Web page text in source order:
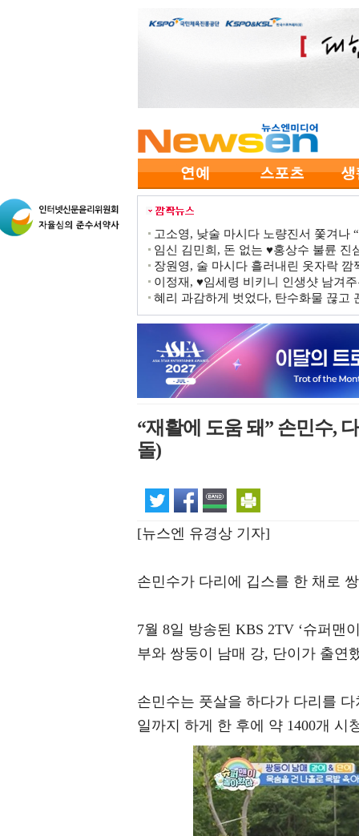
고소영, 낮술 마시다 노량진서 쫓겨나
임신 김민희, 돈 없는 ♥홍상수 불륜
장원영, 술 마시다 흘러내린 옷자락
이정재, ♥임세령 비키니 인생샷 남겨
혜리 과감하게 벗었다, 탄수화물 끊고
“재활에 도움 돼” 손민수,
돌)
[뉴스엔 유경상 기자]
손민수가 다리에 깁스를 한 채로
7월 8일 방송된 KBS 2TV ‘슈퍼맨
부와 쌍둥이 남매 강, 단이가 출연
손민수는 풋살을 하다가 다리를
일까지 하게 한 후에 약 1400개 시